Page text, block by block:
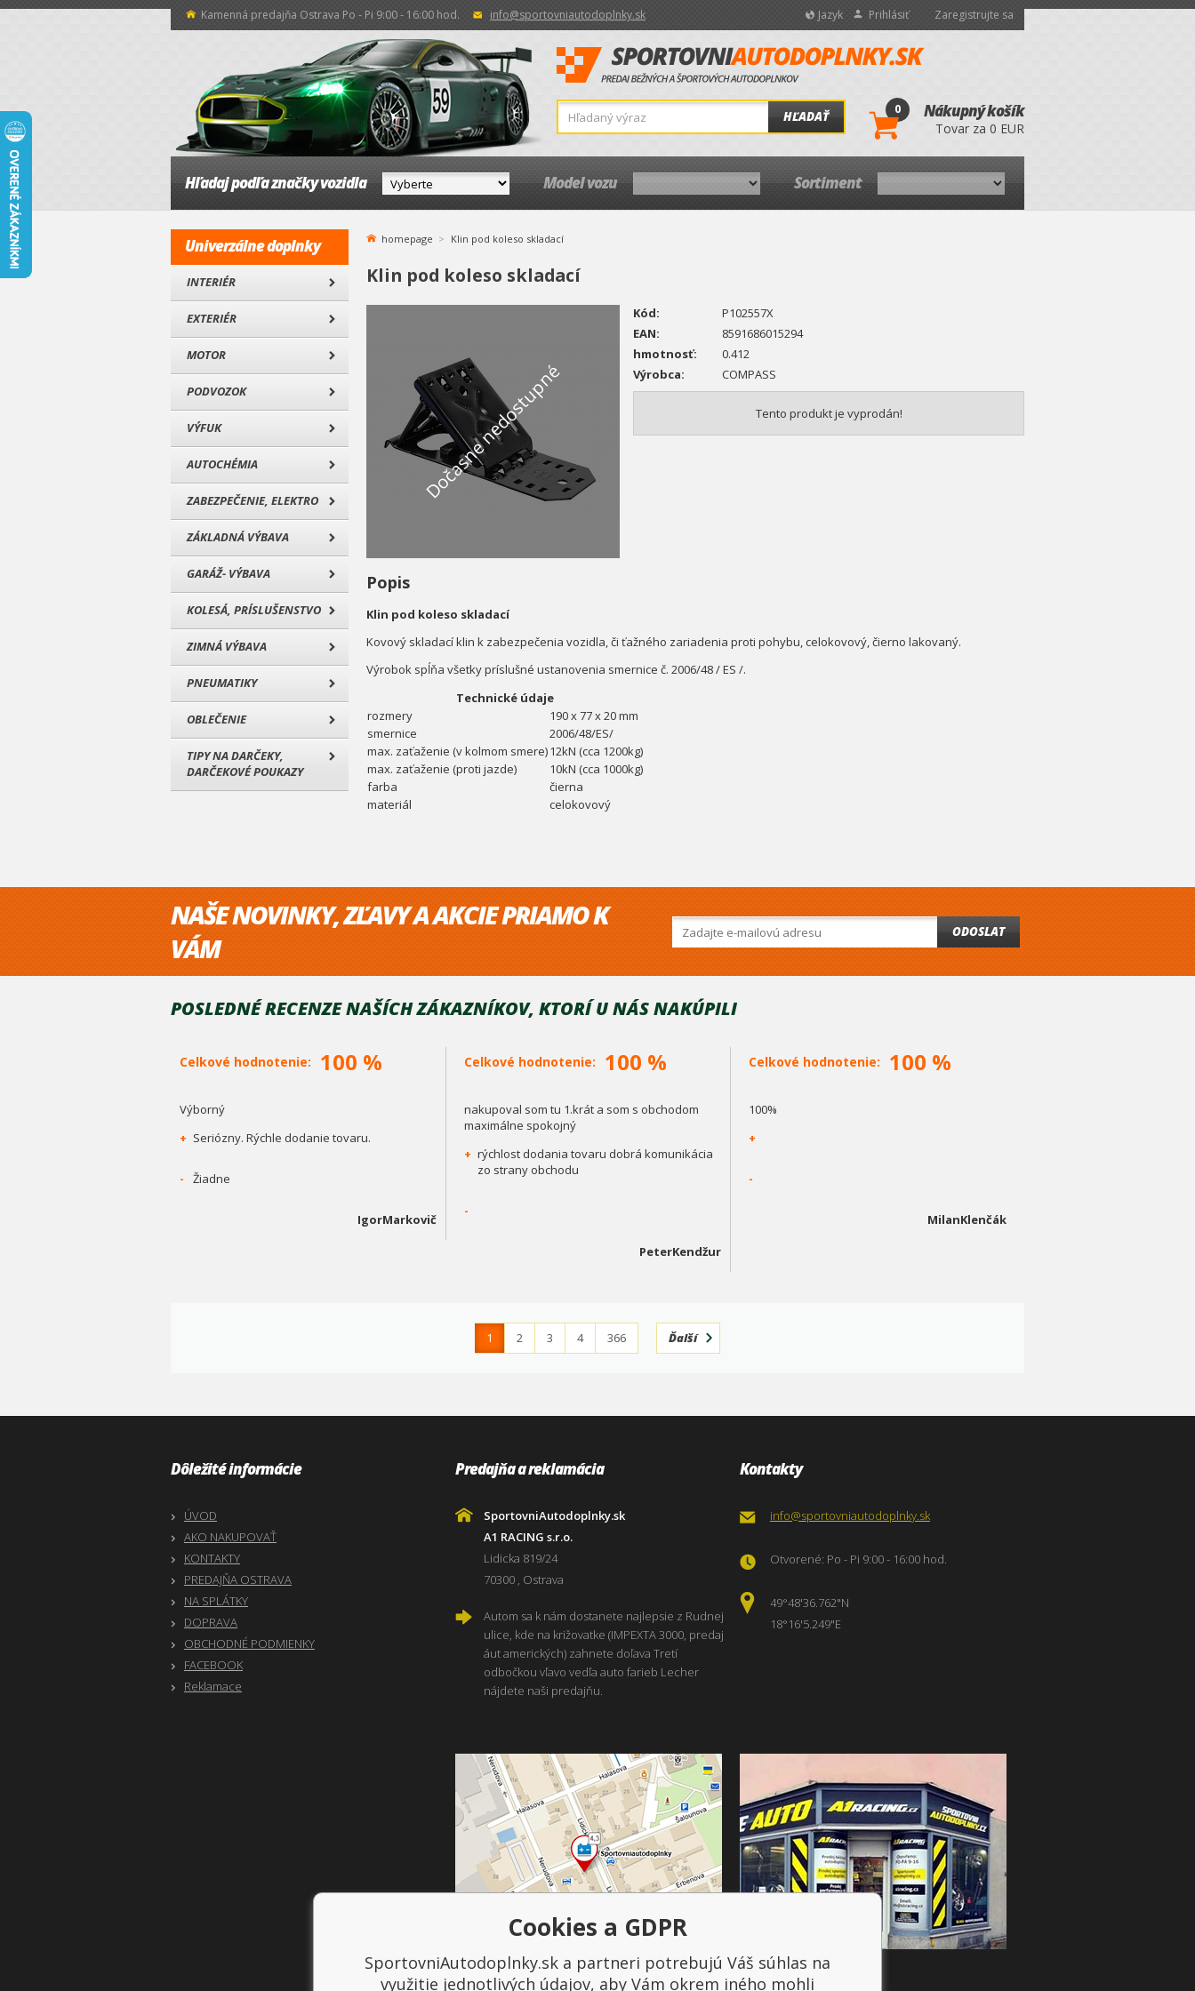
Kamenná predajňa Ostrava Po - Pi 9:00 - 16:00 hod. info@sportovniautodoplnky.sk Jazyk Prihlásiť Zaregistrujte sa
HĽADAŤ 0 Nákupný košík
Tovar za 0 EUR
Hľadaj podľa značky vozidla Model vozu Sortiment
Univerzálne doplnky
INTERIÉR
EXTERIÉR
MOTOR
PODVOZOK
VÝFUK
AUTOCHÉMIA
ZABEZPEČENIE, ELEKTRO
ZÁKLADNÁ VÝBAVA
GARÁŽ- VÝBAVA
KOLESÁ, PRÍSLUŠENSTVO
ZIMNÁ VÝBAVA
PNEUMATIKY
OBLEČENIE
TIPY NA DARČEKY,
DARČEKOVÉ POUKAZY
homepage Klin pod koleso skladací
Klin pod koleso skladací
Dočasne nedostupné
Kód:
P102557X
EAN:
8591686015294
hmotnosť:
0.412
Výrobca:
COMPASS
Tento produkt je vyprodán!
Popis
Klin pod koleso skladací
Kovový skladací klin k zabezpečenia vozidla, či ťažného zariadenia proti pohybu, celokovový, čierno lakovaný.
Výrobok spĺňa všetky príslušné ustanovenia smernice č. 2006/48 / ES /.
Technické údaje
rozmery
190 x 77 x 20 mm
smernice
2006/48/ES/
max. zaťaženie (v kolmom smere)12kN (cca 1200kg)
max. zaťaženie (proti jazde)
10kN (cca 1000kg)
farba
čierna
materiál
celokovový
NAŠE NOVINKY, ZĽAVY A AKCIE PRIAMO K
VÁM
ODOSLAT
POSLEDNÉ RECENZE NAŠÍCH ZÁKAZNÍKOV, KTORÍ U NÁS NAKÚPILI
Celkové hodnotenie: 100 %
Výborný
+ Seriózny. Rýchle dodanie tovaru.
- Žiadne
IgorMarkovič
Celkové hodnotenie: 100 %
nakupoval som tu 1.krát a som s obchodom
maximálne spokojný
+ rýchlost dodania tovaru dobrá komunikácia
zo strany obchodu
-
PeterKendžur
Celkové hodnotenie: 100 %
100%
+
-
MilanKlenčák
1 2 3 4 366 Ďalší
Dôležité informácie
ÚVOD
AKO NAKUPOVAŤ
KONTAKTY
PREDAJŇA OSTRAVA
NA SPLÁTKY
DOPRAVA
OBCHODNÉ PODMIENKY
FACEBOOK
Reklamace
Predajňa a reklamácia
SportovniAutodoplnky.sk
A1 RACING s.r.o.
Lidicka 819/24
70300 , Ostrava
Autom sa k nám dostanete najlepsie z Rudnej
ulice, kde na križovatke (IMPEXTA 3000, predaj
áut amerických) zahnete doľava Tretí
odbočkou vľavo vedľa auto farieb Lecher
nájdete naši predajňu.
Kontakty
info@sportovniautodoplnky.sk
Otvorené: Po - Pi 9:00 - 16:00 hod.
49°48'36.762"N
18°16'5.249"E
Platba a doprava
Cookies a GDPR
SportovniAutodoplnky.sk a partneri potrebujú Váš súhlas na
využitie jednotlivých údajov, aby Vám okrem iného mohli